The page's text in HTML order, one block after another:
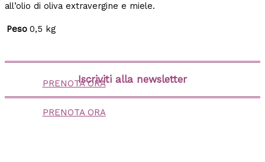
all’olio di oliva extravergine e miele.
Peso 0,5 kg
Iscriviti alla newsletter
PRENOTA ORA
PRENOTA ORA